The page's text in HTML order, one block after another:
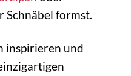
Schnäbel formst.
inspirieren und